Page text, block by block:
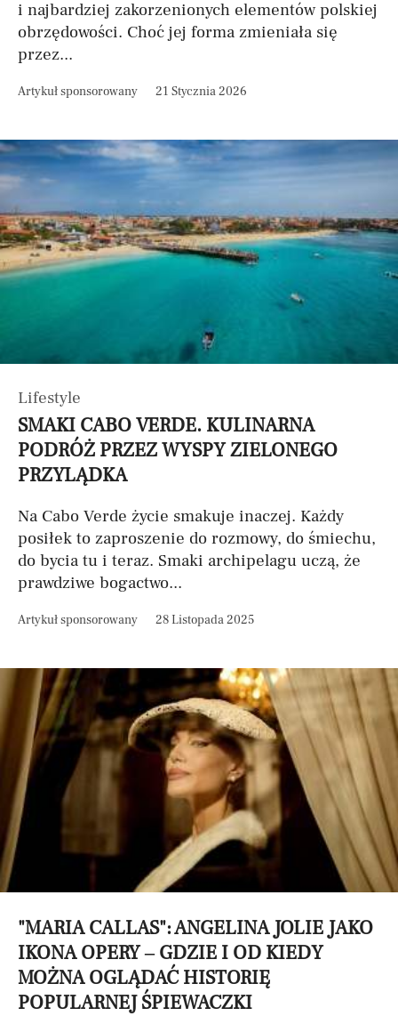
i najbardziej zakorzenionych elementów polskiej
obrzędowości. Choć jej forma zmieniała się
przez...
Artykuł sponsorowany 21 Stycznia 2026
Lifestyle
SMAKI CABO VERDE. KULINARNA
PODRÓŻ PRZEZ WYSPY ZIELONEGO
PRZYLĄDKA
Na Cabo Verde życie smakuje inaczej. Każdy
posiłek to zaproszenie do rozmowy, do śmiechu,
do bycia tu i teraz. Smaki archipelagu uczą, że
prawdziwe bogactwo...
Artykuł sponsorowany 28 Listopada 2025
"MARIA CALLAS": ANGELINA JOLIE JAKO
IKONA OPERY – GDZIE I OD KIEDY
MOŻNA OGLĄDAĆ HISTORIĘ
POPULARNEJ ŚPIEWACZKI